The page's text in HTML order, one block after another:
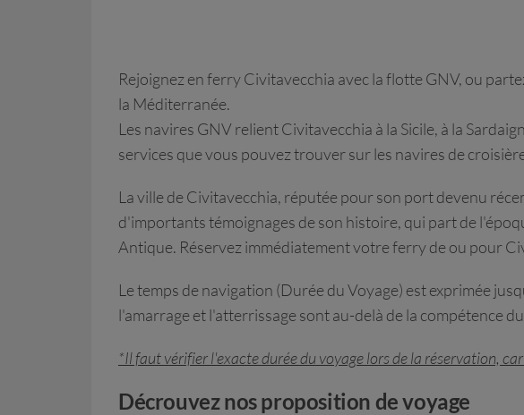
Rejoignez en ferry Civitavecchia avec la flotte GNV, ou
la Méditerranée.
Les navires GNV relient Civitavecchia à la Sicile, à la
services que vous pouvez trouver sur les navires de
La ville de Civitavecchia, réputée pour son port devenu
d'importants témoignages de son histoire, qui part de
Antique. Réservez immédiatement votre ferry de ou pour
Le temps de navigation (Durée du Voyage) est exprimée
l'amarrage et l'atterrissage sont au-delà de la compétence
*Il faut vérifier l'exacte durée du voyage lors de la réservation,
Décrouvez nos proposition de voyage